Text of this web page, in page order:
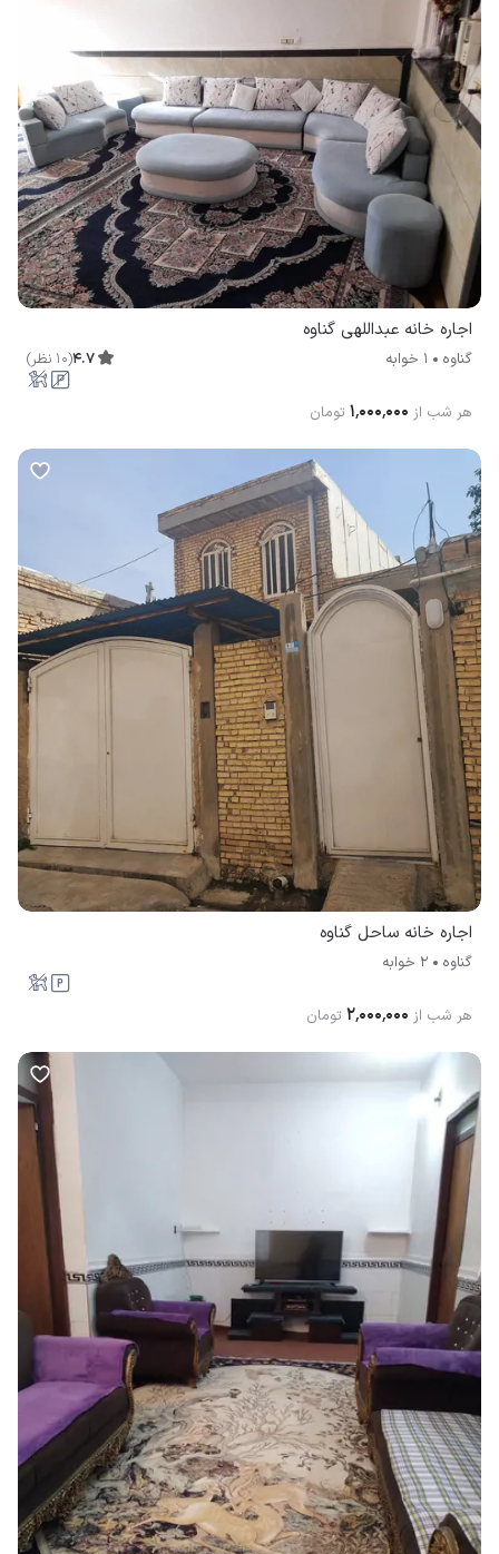
اجاره خانه عبداللهی گناوه
گناوه 1 خوابه 4.7
(
10 نظر)
هر شب از ۱٬۰۰۰٬۰۰۰ تومان
اجاره خانه ساحل گناوه
گناوه 2 خوابه
هر شب از ۲٬۰۰۰٬۰۰۰ تومان